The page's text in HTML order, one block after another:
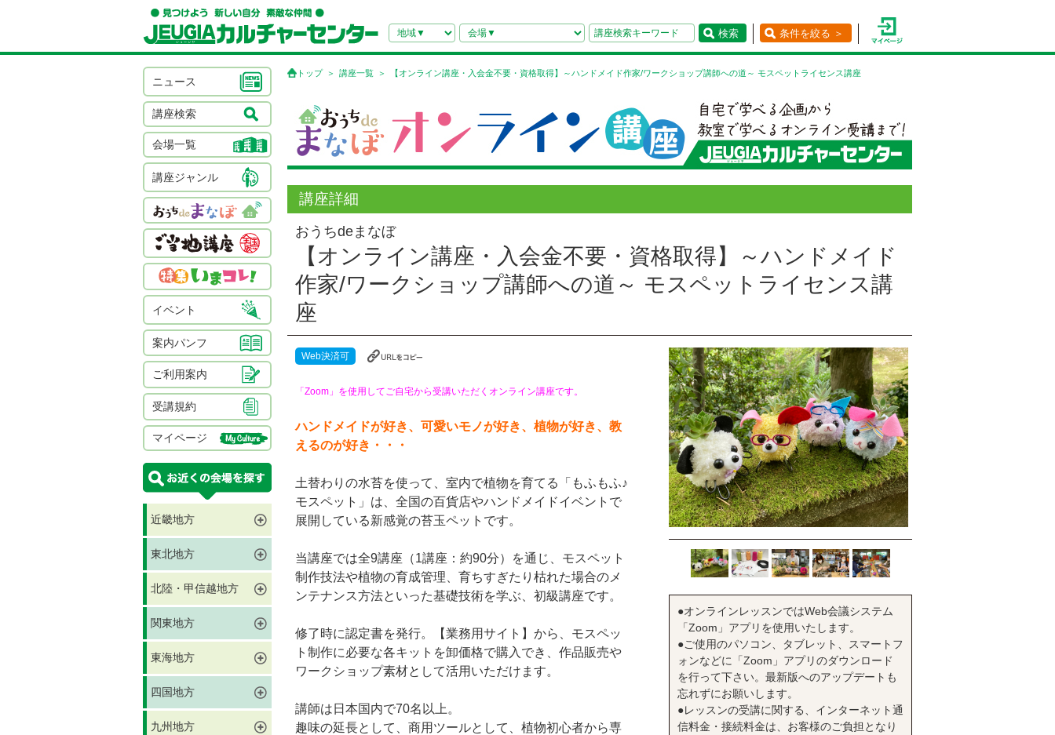
検索 条件を絞る ＞
ニュース
講座検索
会場一覧
講座ジャンル
イベント
案内パンフ
ご利用案内
受講規約
マイページ
近畿地方
東北地方
北陸・甲信越地方
関東地方
東海地方
四国地方
九州地方
トップ 講座一覧 【オンライン講座・入会金不要・資格取得】～ハンドメイド作家/ワークショップ講師への道～ モスペットライセンス講座
講座詳細
おうちdeまなぼ
【オンライン講座・入会金不要・資格取得】～ハンドメイド
作家/ワークショップ講師への道～ モスペットライセンス講
座
Web決済可
「Zoom」を使用してご自宅から受講いただくオンライン講座です。
ハンドメイドが好き、可愛いモノが好き、植物が好き、教
えるのが好き・・・
土替わりの水苔を使って、室内で植物を育てる「もふもふ♪
モスペット」は、全国の百貨店やハンドメイドイベントで
展開している新感覚の苔玉ペットです。
当講座では全9講座（1講座：約90分）を通じ、モスペット
制作技法や植物の育成管理、育ちすぎたり枯れた場合のメ
ンテナンス方法といった基礎技術を学ぶ、初級講座です。
修了時に認定書を発行。【業務用サイト】から、モスペッ
ト制作に必要な各キットを卸価格で購入でき、作品販売や
ワークショップ素材として活用いただけます。
講師は日本国内で70名以上。
趣味の延長として、商用ツールとして、植物初心者から専
●オンラインレッスンではWeb会議システム
「Zoom」アプリを使用いたします。
●ご使用のパソコン、タブレット、スマートフ
ォンなどに「Zoom」アプリのダウンロード
を行って下さい。最新版へのアップデートも
忘れずにお願いします。
●レッスンの受講に関する、インターネット通
信料金・接続料金は、お客様のご負担となり